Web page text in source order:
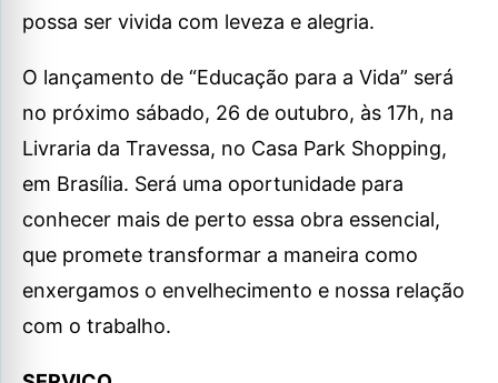
possa ser vivida com leveza e alegria.
O lançamento de “Educação para a Vida” será
no próximo sábado, 26 de outubro, às 17h, na
Livraria da Travessa, no Casa Park Shopping,
em Brasília. Será uma oportunidade para
conhecer mais de perto essa obra essencial,
que promete transformar a maneira como
enxergamos o envelhecimento e nossa relação
com o trabalho.